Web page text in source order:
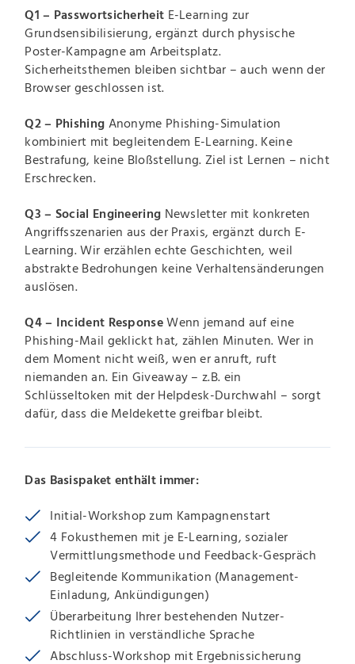
Q1 – Passwortsicherheit E-Learning zur
Grundsensibilisierung, ergänzt durch physische
Poster-Kampagne am Arbeitsplatz.
Sicherheitsthemen bleiben sichtbar – auch wenn der
Browser geschlossen ist.
Q2 – Phishing Anonyme Phishing-Simulation
kombiniert mit begleitendem E-Learning. Keine
Bestrafung, keine Bloßstellung. Ziel ist Lernen – nicht
Erschrecken.
Q3 – Social Engineering Newsletter mit konkreten
Angriffsszenarien aus der Praxis, ergänzt durch E-
Learning. Wir erzählen echte Geschichten, weil
abstrakte Bedrohungen keine Verhaltensänderungen
auslösen.
Q4 – Incident ResponseWenn jemand auf eine
Phishing-Mail geklickt hat, zählen Minuten. Wer in
dem Moment nicht weiß, wen er anruft, ruft
niemanden an. Ein Giveaway – z.B. ein
Schlüsseltoken mit der Helpdesk-Durchwahl – sorgt
dafür, dass die Meldekette greifbar bleibt.
Das Basispaket enthält immer:
Initial-Workshop zum Kampagnenstart
4 Fokusthemen mit je E-Learning, sozialer
Vermittlungsmethode und Feedback-Gespräch
Begleitende Kommunikation (Management-
Einladung, Ankündigungen)
Überarbeitung Ihrer bestehenden Nutzer-
Richtlinien in verständliche Sprache
Abschluss-Workshop mit Ergebnissicherung